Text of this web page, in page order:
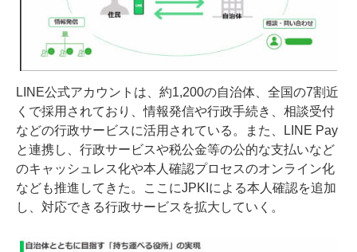
LINE公式アカウントは、約1,200の自治体、全国の7割近
くで採用されており、情報発信や行政手続き、相談受付
などの行政サービスに活用されている。また、LINE Pay
と連携し、行政サービスや税公金等の公的な支払いなど
のキャッシュレス化や本人確認プロセスのオンライン化
なども推進してきた。ここにJPKIによる本人確認を追加
し、対応できる行政サービスを拡大していく。